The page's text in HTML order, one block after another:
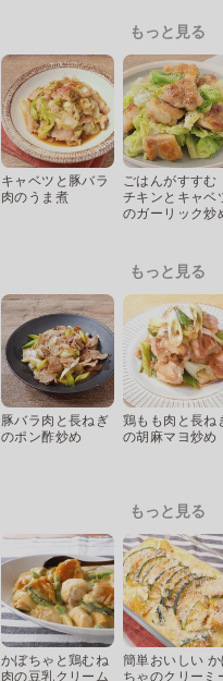
もっと見る
キャベツと豚バラ
肉のうま煮
ごはんがすすむ
チキンとキャベ
のガーリック炒
もっと見る
豚バラ肉と長ねぎ
のポン酢炒め
鶏もも肉と長ね
の胡麻マヨ炒め
もっと見る
かぼちゃと鶏むね
肉の豆乳クリーム
簡単おいしい
ちゃのクリーミ